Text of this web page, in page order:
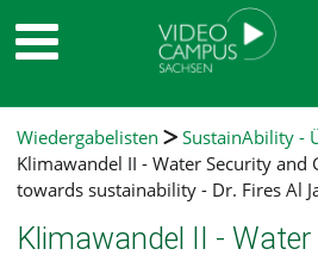
Wiedergabelisten
SustainAbility -
Klimawandel II - Water Security and
towards sustainability - Dr. Fires Al